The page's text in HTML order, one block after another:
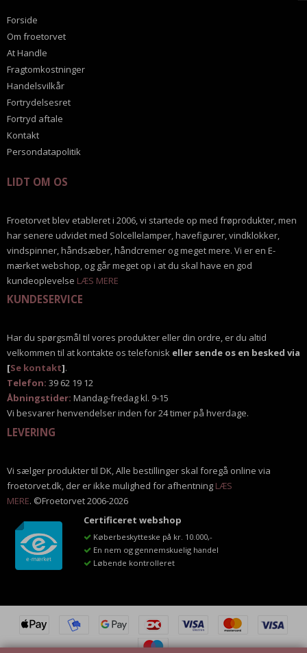
Forside
Om froetorvet
At Handle
Fragtomkostninger
Handelsvilkår
Fortrydelsesret
Fortryd aftale
Kontakt
Persondatapolitik
LIDT OM OS
Froetorvet blev etableret i 2006, vi startede op med frøprodukter, men
har senere udvidet med Solcellelamper, havefigurer, vindklokker,
vindspinner, håndsæber, håndcremer og meget mere. Vi er en E-
mærket webshop, og går meget op i at du skal have en god
kundeoplevelse LÆS MERE
KUNDESERVICE
Har du spørgsmål til vores produkter eller din ordre, er du altid
velkommen til at kontakte os telefonisk eller sende os en besked via
[Se kontakt].
Telefon: 39 62 19 12
Åbningstider: Mandag-fredag kl. 9-15
Vi besvarer henvendelser inden for 24 timer på hverdage.
LEVERING
Vi sælger produkter til DK, Alle bestillinger skal foregå online via
froetorvet.dk, der er ikke mulighed for afhentning LÆS
MERE. ©Froetorvet 2006-2026
Certificeret webshop
Køberbeskytteske på kr. 10.000,-
En nem og gennemskuelig handel
Løbende kontrolleret